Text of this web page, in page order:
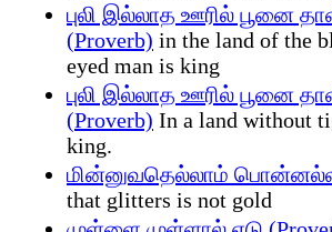
புலி இல்லாத ஊரில் பூனை
(Proverb) in the land of the
eyed man is king
புலி இல்லாத ஊரில் பூனை
(Proverb) In a land without
king.
மின்னுவதெல்லாம் பொன்னல்ல
that glitters is not gold